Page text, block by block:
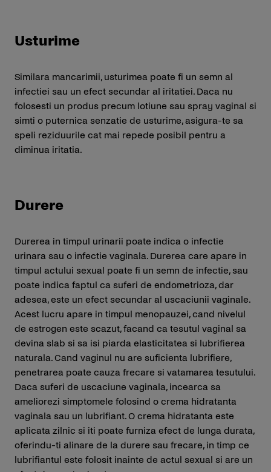
Usturime
Similara mancarimii, usturimea poate fi un semn al
infectiei sau un efect secundar al iritatiei. Daca nu
folosesti un produs precum lotiune sau spray vaginal si
simti o puternica senzatie de usturime, asigura-te sa
speli reziduurile cat mai repede posibil pentru a
diminua iritatia.
Durere
Durerea in timpul urinarii poate indica o infectie
urinara sau o infectie vaginala. Durerea care apare in
timpul actului sexual poate fi un semn de infectie, sau
poate indica faptul ca suferi de endometrioza, dar
adesea, este un efect secundar al uscaciunii vaginale.
Acest lucru apare in timpul menopauzei, cand nivelul
de estrogen este scazut, facand ca tesutul vaginal sa
devina slab si sa isi piarda elasticitatea si lubrifierea
naturala. Cand vaginul nu are suficienta lubrifiere,
penetrarea poate cauza frecare si vatamarea tesutului.
Daca suferi de uscaciune vaginala, incearca sa
ameliorezi simptomele folosind o crema hidratanta
vaginala sau un lubrifiant. O crema hidratanta este
aplicata zilnic si iti poate furniza efect de lunga durata,
oferindu-ti alinare de la durere sau frecare, in timp ce
lubrifiantul este folosit inainte de actul sexual si are un